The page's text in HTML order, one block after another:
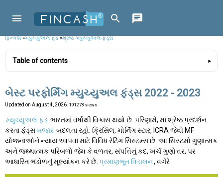
ફિન્કેશ»મ્યુચ્યુઅલ ફંડ»શ્રેષ્ઠ મ્યુચ્યુઅલ ફંડ્સ
Table of contents
બેસ્ટ પરફોર્મિંગ મ્યુચ્યુઅલ ફંડ્સ 2022 - 2023
Updated on August 4, 2026 , 191278 views
મ્યુચ્યુઅલ ફંડ ભારતમાં વર્ષોથી વિકાસ થયો છે. પરિણામે, માં શ્રેષ્ઠ પ્રદર્શન
કરતા ફંડ્સબજાર બદલતા રહો. ક્રિસિલ, મોર્નિંગ સ્ટાર, ICRA જેવી MF
યોજનાઓને ન્યાય આપવા માટે વિવિધ રેટિંગ સિસ્ટમ્સ છે. આ સિસ્ટમો ગુણાત્મક
અને જથ્થાત્મક પરિબળો જેમ કે વળતર, સંપત્તિનું કદ, ખર્ચ ગુણોત્તર, પર
આધારિત ભંડોળનું મૂલ્યાંકન કરે છે. પ્રમાણભૂત વિચલન, વગેરે